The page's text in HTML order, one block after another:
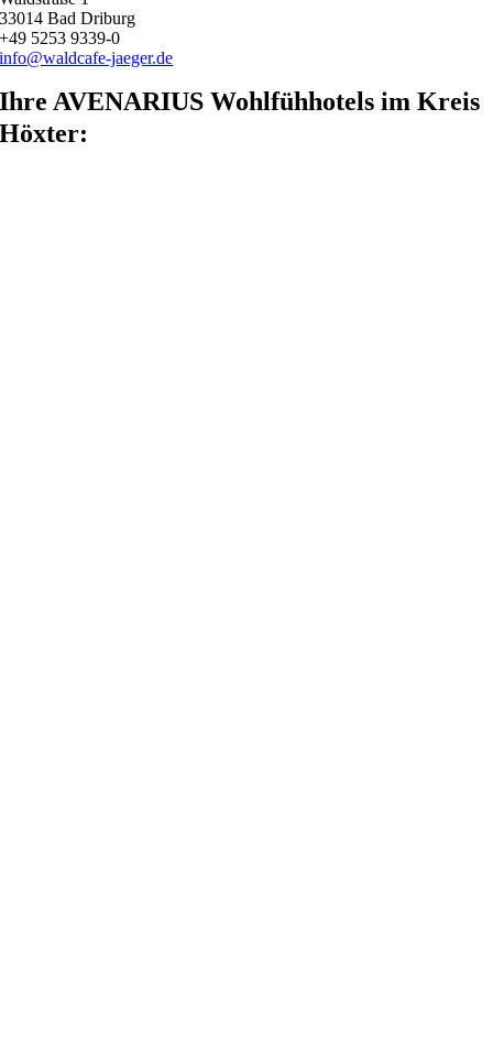
33014 Bad Driburg
+49 5253 9339-0
info@waldcafe-jaeger.de
Ihre AVENARIUS Wohlfühhotels im Kreis
Höxter: